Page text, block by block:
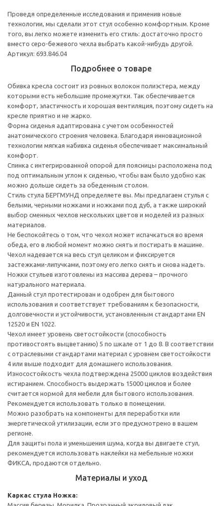
Проведя определенные исследования и применив новые
технологии, мы сделали этот стул особенно комфортным. Кроме
того, вы легко можете изменить его стиль: достаточно просто
вместо серо-бежевого чехла выбрать какой-нибудь другой.
Артикул: 693.846.04
Подробнее о товаре
Обивка кресла состоит из ровных волокон полиэстера, между
которыми есть небольшие промежутки. Так обеспечивается
комфорт, эластичность и хорошая вентиляция, поэтому сидеть на
кресле приятно и не жарко.
Форма сиденья адаптирована с учетом особенностей
анатомического строения человека. Благодаря инновационной
технологии мягкая набивка сиденья обеспечивает максимальный
комфорт.
Спинка с интегрированной опорой для поясницы расположена под
под оптимальным углом к сиденью, чтобы вам было удобно как
можно дольше сидеть за обеденным столом.
Стиль стула БЕРГМУНД определяете вы. Мы предлагаем стулья с
белыми, черными ножками и ножками под дуб, а также широкий
выбор сменных чехлов нескольких цветов и моделей из разных
материалов.
Не беспокойтесь о том, что чехол может испачкаться во время
обеда, его в любой момент можно снять и постирать в машине.
Чехол надевается на весь стул целиком и фиксируется
застежками-липучками, поэтому его легко снять и снова надеть.
Ножки стульев изготовлены из массива дерева – прочного
натурального материала.
Данный стул протестирован и одобрен для бытового
использования и соответствует требованиям к безопасности,
долговечности и устойчивости, установленным стандартами EN
12520 и EN 1022.
Чехол имеет уровень светостойкости (способность
противостоять выцветанию) 5 по шкале от 1 до 8. В соответствии
с отраслевыми стандартами материал с уровнем светостойкости
4 или выше подходит для домашнего использования.
Износостойкость чехла подтверждена 25000 циклов воздействия
истиранием. Способность выдержать 15000 циклов и более
считается нормой для мебели для бытового использования.
Рекомендуется использовать только в помещении.
Можно разобрать на компоненты для переработки или
энергетической утилизации, если это предусмотрено в вашем
регионе.
Для защиты пола и уменьшения шума, когда вы двигаете стул,
рекомендуется использовать наклейки на мебельные ножки
ФИКСА, продаются отдельно.
Материалы и уход
Каркас стула Ножка: